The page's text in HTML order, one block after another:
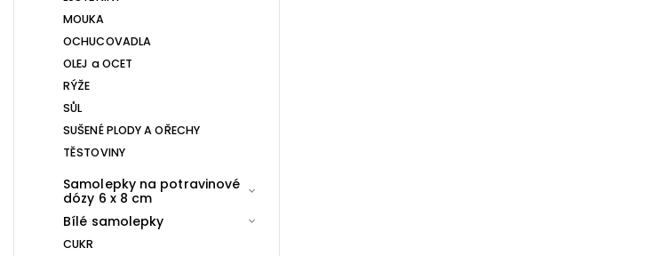
MOUKA
OCHUCOVADLA
OLEJ a OCET
RÝŽE
SŮL
SUŠENÉ PLODY A OŘECHY
TĚSTOVINY
Samolepky na potravinové
dózy 6 x 8 cm
Bílé samolepky
CUKR